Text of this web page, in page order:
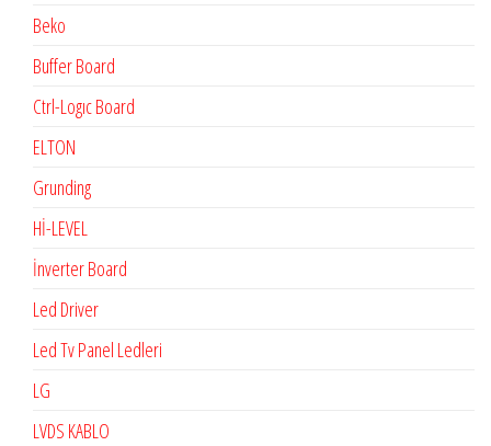
Beko
Buffer Board
Ctrl-Logıc Board
ELTON
Grunding
Hİ-LEVEL
İnverter Board
Led Driver
Led Tv Panel Ledleri
LG
LVDS KABLO